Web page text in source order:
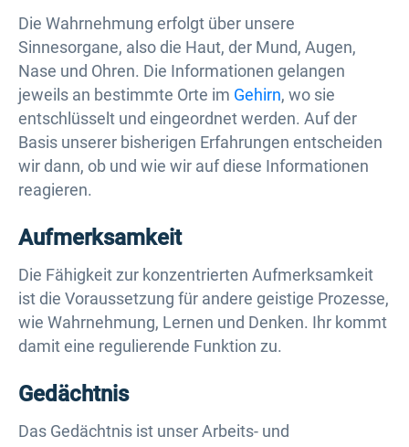
Die Wahrnehmung erfolgt über unsere
Sinnesorgane, also die Haut, der Mund, Augen,
Nase und Ohren. Die Informationen gelangen
jeweils an bestimmte Orte im Gehirn, wo sie
entschlüsselt und eingeordnet werden. Auf der
Basis unserer bisherigen Erfahrungen entscheiden
wir dann, ob und wie wir auf diese Informationen
reagieren.
Aufmerksamkeit
Die Fähigkeit zur konzentrierten Aufmerksamkeit
ist die Voraussetzung für andere geistige Prozesse,
wie Wahrnehmung, Lernen und Denken. Ihr kommt
damit eine regulierende Funktion zu.
Gedächtnis
Das Gedächtnis ist unser Arbeits- und